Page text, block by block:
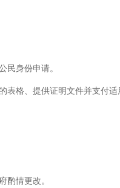
民身份申请。
格、提供证明文件并支付适
酌情更改。